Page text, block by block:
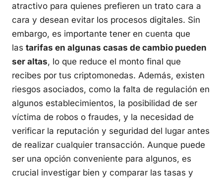
atractivo para quienes prefieren un trato cara a
cara y desean evitar los procesos digitales. Sin
embargo, es importante tener en cuenta que
las tarifas en algunas casas de cambio pueden
ser altas, lo que reduce el monto final que
recibes por tus criptomonedas. Además, existen
riesgos asociados, como la falta de regulación en
algunos establecimientos, la posibilidad de ser
víctima de robos o fraudes, y la necesidad de
verificar la reputación y seguridad del lugar antes
de realizar cualquier transacción. Aunque puede
ser una opción conveniente para algunos, es
crucial investigar bien y comparar las tasas y